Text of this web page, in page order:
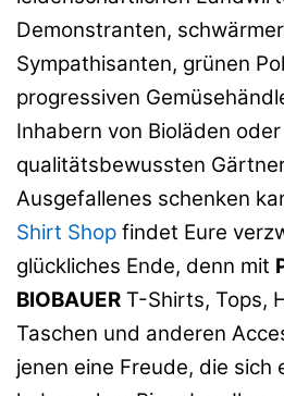
Demonstranten,
Sympathisanten, grünen
progressiven
Inhabern von Bioläden oder
qualitätsbewussten
Ausgefallenes schenken
Shirt Shop findet Eure
glückliches Ende, denn mit
BIOBAUER T-Shirts, Tops,
Taschen und anderen
jenen eine Freude, die sich